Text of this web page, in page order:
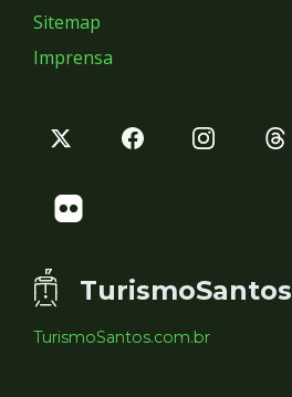
Sitemap
Imprensa
TurismoSantos
TurismoSantos.com.br